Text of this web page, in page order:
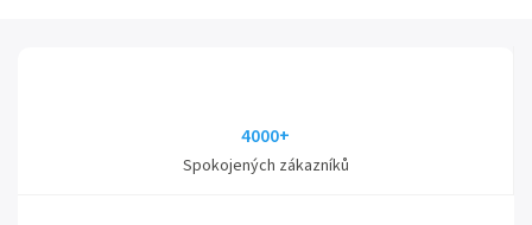
4000+
Spokojených zákazníků